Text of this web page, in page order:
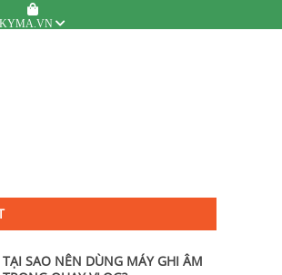
KYMA.VN
TẠI SAO NÊN DÙNG MÁY GHI ÂM